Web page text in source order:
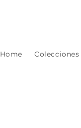
Home Colecciones